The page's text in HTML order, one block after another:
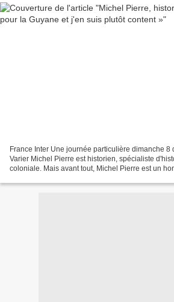
France Inter Une journée particulière dimanche 8
Varier Michel Pierre est historien, spécialiste
coloniale. Mais avant tout, Michel Pierre est un